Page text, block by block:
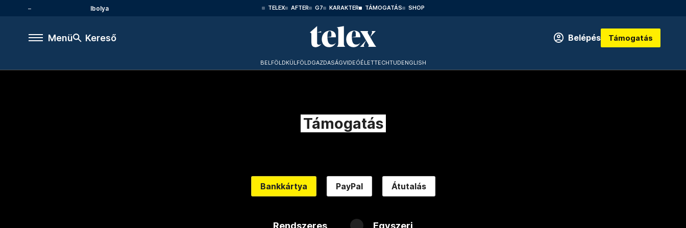
Ibolya TELEX AFTER G7 KARAKTER TÁMOGATÁS SHOP
Menü Kereső Belépés Támogatás
BELFÖLDKÜLFÖLDGAZDASÁGVIDEÓÉLETTECHTUDENGLISH
Támogatás
Bankkártya PayPal Átutalás
Rendszeres Egyszeri